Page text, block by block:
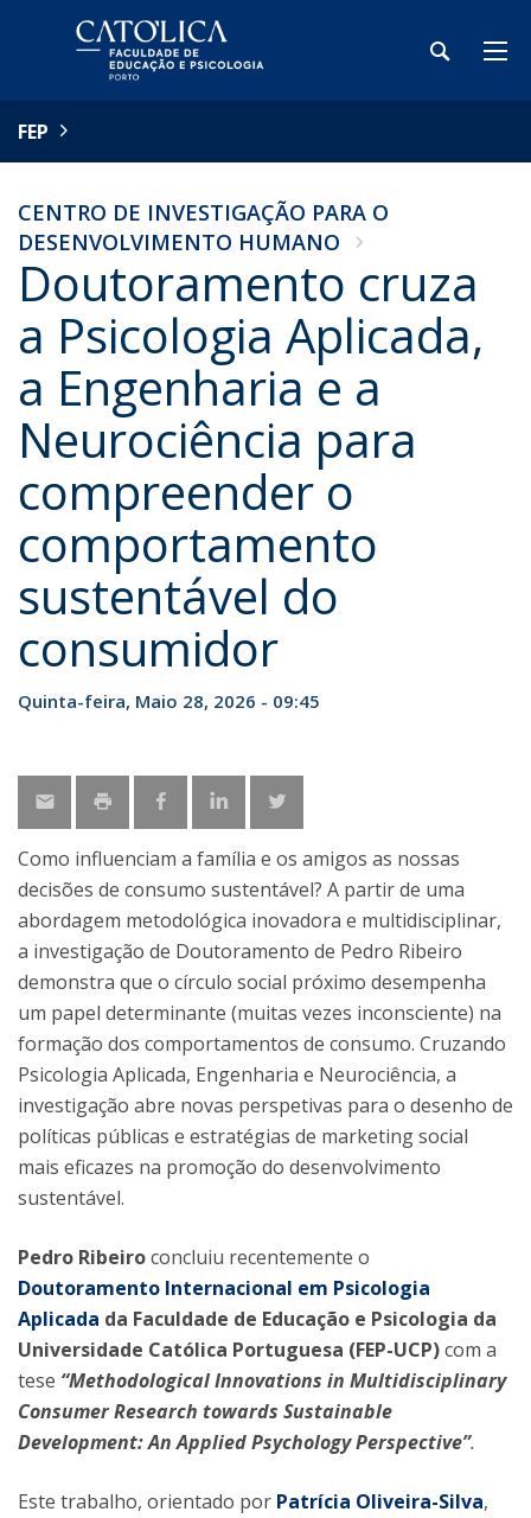
FEP
CENTRO DE INVESTIGAÇÃO PARA O
DESENVOLVIMENTO HUMANO
Doutoramento cruza
a Psicologia Aplicada,
a Engenharia e a
Neurociência para
compreender o
comportamento
sustentável do
consumidor
Quinta-feira, Maio 28, 2026 - 09:45
Como influenciam a família e os amigos as nossas
decisões de consumo sustentável? A partir de uma
abordagem metodológica inovadora e multidisciplinar,
a investigação de Doutoramento de Pedro Ribeiro
demonstra que o círculo social próximo desempenha
um papel determinante (muitas vezes inconsciente) na
formação dos comportamentos de consumo. Cruzando
Psicologia Aplicada, Engenharia e Neurociência, a
investigação abre novas perspetivas para o desenho de
políticas públicas e estratégias de marketing social
mais eficazes na promoção do desenvolvimento
sustentável.
Pedro Ribeiroconcluiu recentemente o
Doutoramento Internacional em Psicologia
Aplicada da Faculdade de Educação e Psicologia da
Universidade Católica Portuguesa (FEP-UCP)com a
tese “Methodological Innovations in Multidisciplinary
Consumer Research towards Sustainable
Development: An Applied Psychology Perspective”.
Este trabalho, orientado por Patrícia Oliveira-Silva,